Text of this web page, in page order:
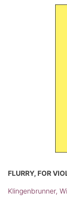
FLURRY, FOR
Klingenbrunner,